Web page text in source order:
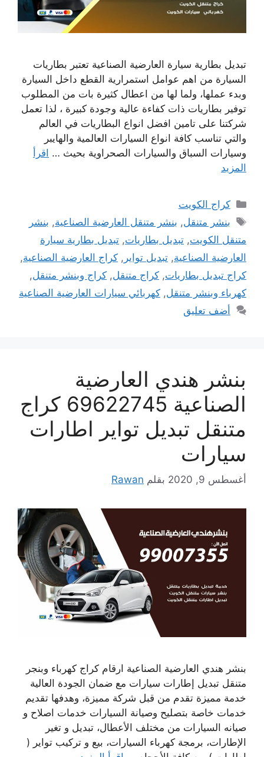
تبديل بطارية سيارة العارضية الصناعية تعتبر بطاريات
السيارة من اهم عوامل استمرارية القطع داخل السيارة
وبدء عملها، ولما لها من اعطال كثيرة بات من المطلوب
توفير بطاريات ذات كفاءة عالية وجودة كبيرة ، لذا تعمل
شركتنا على تامين افضل انواع البطاريات في العالم
والتي تناسب كافة انواع السيارات العالمية والهايبر
وسيارات السباق والسيارات الصحراوية بحيث … اقرأ
المزيد
التصنيفات
كراج الكويت
الوسوم
بنشر متنقل, بنشر متنقل العارضية الصناعية, بنشر
متنقل الكويت, تبديل بطاريات, تبديل بطارية سيارة
العارضية الصناعية, تبديل تواير , كراج العارضية الصناعية,
كراج تبديل بطاريات, كراج متنقل, كراج وبنشر متنقل,
كهرباء وبنشر متنقل, كهربائي سيارات العارضية الصناعية
أضف تعليق
بنشر هندي العارضية
الصناعية 69622745 كراج
متنقل تبديل تواير اطارات
سيارات
أغسطس 9, 2020 بقلم Rawan
بنشر هندي العارضية الصناعية ارقام كراج كهرباء وبنجر
متنقل تبديل إطارات سيارات مع ضمان الجودة العالية
خدمة مميزة تقدم من قبل شركة مميزة، وهدفها تقديم
خدمات خاصة بتصليح وصيانة السيارات خدمات اصلاح و
صيانه السيارات من مختلف الأعطال، تبديل و تغير
الإطارات، برمجة كهرباء السيارات، بيع و تركيب تواير (